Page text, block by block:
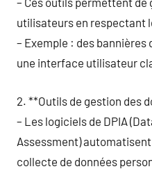
utilisateurs en respectant
– Exemple : des
une interface utilisateur
2. **Outils de gestion des
– Les logiciels de DPIA
Assessment) automatisent
collecte de données